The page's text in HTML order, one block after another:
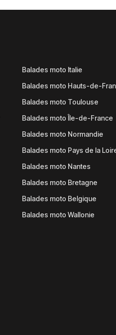
Balades moto Italie
Balades moto Hauts-de-
Balades moto Toulouse
Balades moto Île-de-France
Balades moto Normandie
Balades moto Pays de la
Balades moto Nantes
Balades moto Bretagne
Balades moto Belgique
Balades moto Wallonie